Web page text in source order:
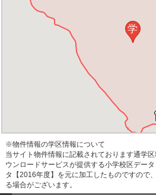
学
※物件情報の学区情報について
当サイト物件情報に記載されております通学
ウンロードサービスが提供する小学校区デー
タ【2016年度】を元に加工したものですので
る場合がございます。